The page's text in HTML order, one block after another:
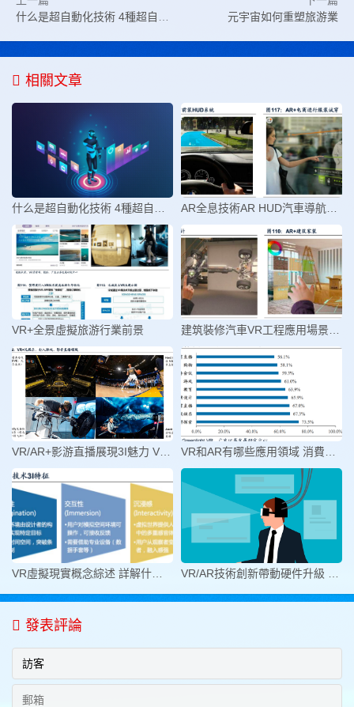
什么是超自動化技術 4種超自動化技術幫助企業
元宇宙如何重塑旅游業
相關文章
VR+全景虛擬旅游行業前景
發表評論